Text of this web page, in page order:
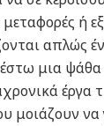
μεταφορές ή
απλώς
μια ψάθα
έργα
μοιάζουν